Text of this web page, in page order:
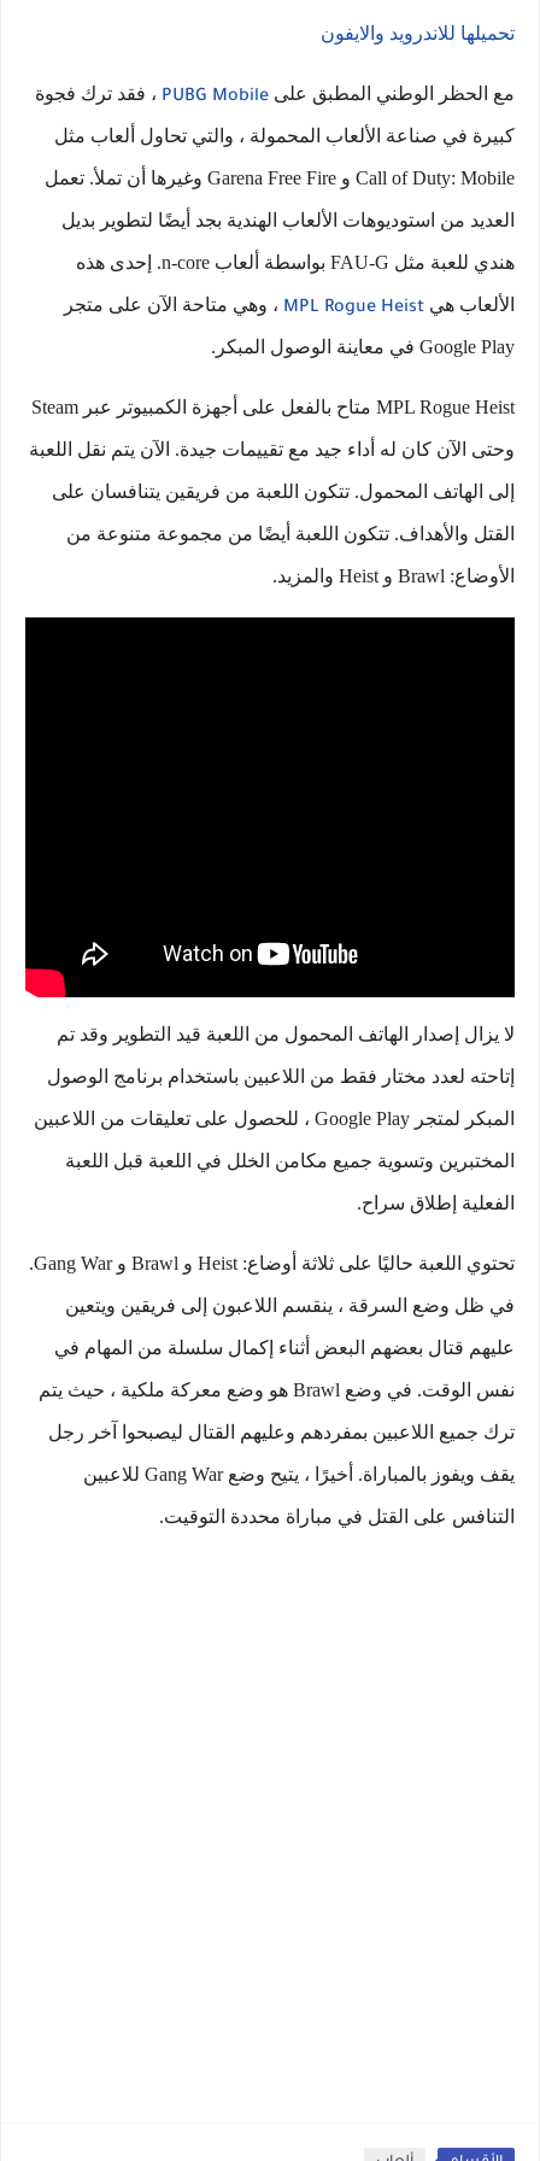
تحميلها للاندرويد والايفون
مع الحظر الوطني المطبق على PUBG Mobile ، فقد ترك فجوة
كبيرة في صناعة الألعاب المحمولة ، والتي تحاول ألعاب مثل
Call of Duty: Mobile و Garena Free Fire وغيرها أن تملأ. تعمل
العديد من استوديوهات الألعاب الهندية بجد أيضًا لتطوير بديل
هندي للعبة مثل FAU-G بواسطة ألعاب n-core. إحدى هذه
الألعاب هي ، وهي متاحة الآن على متجر
Google Play في معاينة الوصول المبكر.
MPL Rogue Heist متاح بالفعل على أجهزة الكمبيوتر عبر Steam
وحتى الآن كان له أداء جيد مع تقييمات جيدة. الآن يتم نقل اللعبة
إلى الهاتف المحمول. تتكون اللعبة من فريقين يتنافسان على
القتل والأهداف. تتكون اللعبة أيضًا من مجموعة متنوعة من
الأوضاع: Brawl و Heist والمزيد.
لا يزال إصدار الهاتف المحمول من اللعبة قيد التطوير وقد تم
إتاحته لعدد مختار فقط من اللاعبين باستخدام برنامج الوصول
المبكر لمتجر Google Play ، للحصول على تعليقات من اللاعبين
المختبرين وتسوية جميع مكامن الخلل في اللعبة قبل اللعبة
الفعلية إطلاق سراح.
تحتوي اللعبة حاليًا على ثلاثة أوضاع: Heist و Brawl و Gang War.
في ظل وضع السرقة ، ينقسم اللاعبون إلى فريقين ويتعين
عليهم قتال بعضهم البعض أثناء إكمال سلسلة من المهام في
نفس الوقت. في وضع Brawl هو وضع معركة ملكية ، حيث يتم
ترك جميع اللاعبين بمفردهم وعليهم القتال ليصبحوا آخر رجل
يقف ويفوز بالمباراة. أخيرًا ، يتيح وضع Gang War للاعبين
التنافس على القتل في مباراة محددة التوقيت.